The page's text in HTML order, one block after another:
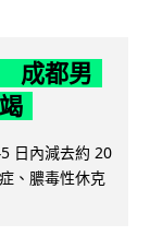
成都男
日內減去約 20
、膿毒性休克